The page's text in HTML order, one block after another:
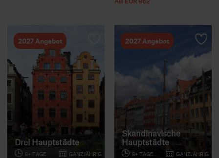
2027 Angebot
Drei Hauptstädte
8+ TAGE
GANZJÄHRIG
2027 Angebot
Skandinavische
Hauptstädte
8+ TAGE
GANZJÄHRIG